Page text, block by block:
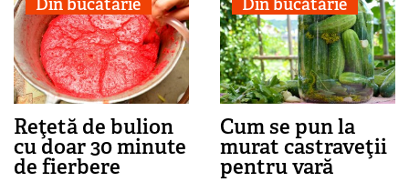
Reţetă de bulion
cu doar 30 minute
de fierbere
Cum se pun la
murat castraveţii
pentru vară